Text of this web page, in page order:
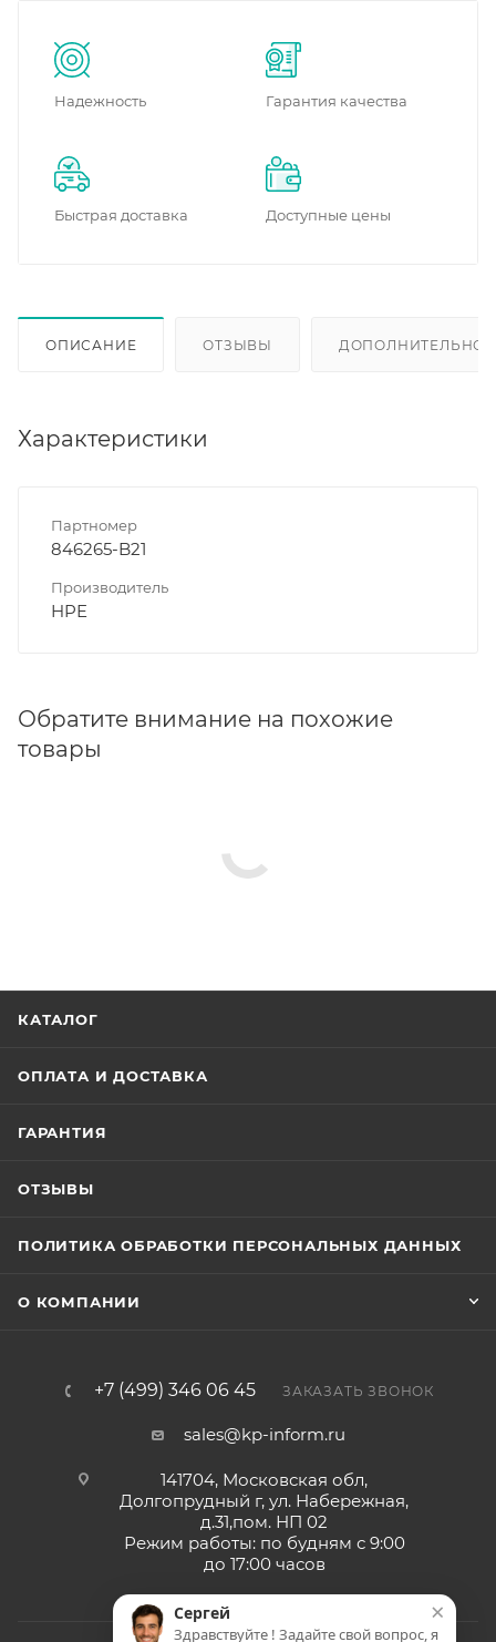
Надежность Гарантия качества
Быстрая доставка Доступные цены
ОПИСАНИЕ ОТЗЫВЫ ДОПОЛНИТЕЛЬНО
Характеристики
Партномер
846265-B21
Производитель
HPE
Обратите внимание на похожие
товары
КАТАЛОГ
ОПЛАТА И ДОСТАВКА
ГАРАНТИЯ
ОТЗЫВЫ
ПОЛИТИКА ОБРАБОТКИ ПЕРСОНАЛЬНЫХ ДАННЫХ
О КОМПАНИИ
+7 (499) 346 06 45 ЗАКАЗАТЬ ЗВОНОК
sales@kp-inform.ru
141704, Московская обл,
Долгопрудный г, ул. Набережная,
д.31,пом. НП 02
Режим работы: по будням с 9:00
до 17:00 часов
×
Сергей
Здравствуйте ! Задайте свой вопрос, я